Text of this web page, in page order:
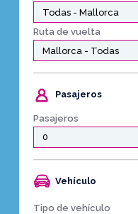
Ruta de vuelta
Pasajeros
Pasajeros
Vehículo
Tipo de vehículo